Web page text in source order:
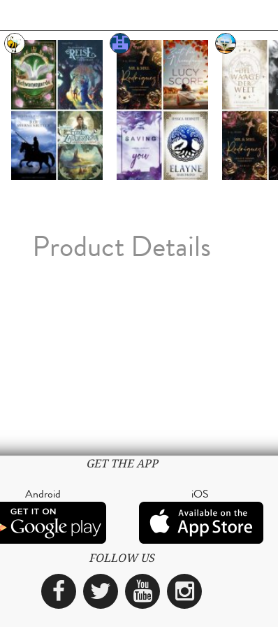
Product Details
GET THE APP
Android iOS
FOLLOW US
Facebook
TwitterYouTube